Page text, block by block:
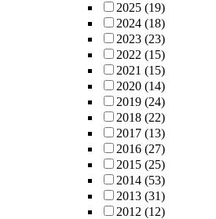
2025 (19)
2024 (18)
2023 (23)
2022 (15)
2021 (15)
2020 (14)
2019 (24)
2018 (22)
2017 (13)
2016 (27)
2015 (25)
2014 (53)
2013 (31)
2012 (12)